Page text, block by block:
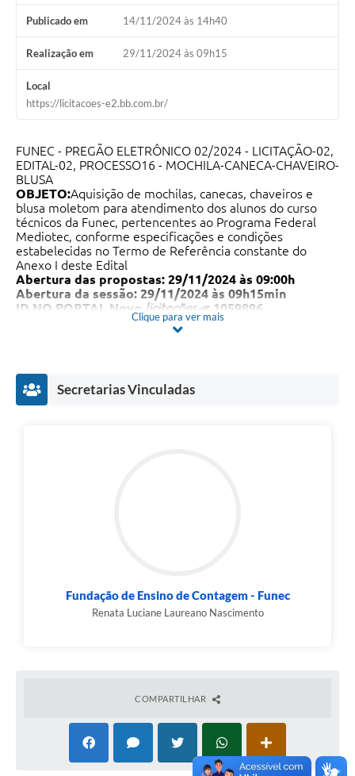
Publicado em 14/11/2024 às 14h40
Realização em 29/11/2024 às 09h15
Local
https://licitacoes-e2.bb.com.br/
FUNEC - PREGÃO ELETRÔNICO 02/2024 - LICITAÇÃO-02,
EDITAL-02, PROCESSO16 - MOCHILA-CANECA-CHAVEIRO-
BLUSA
OBJETO:Aquisição de mochilas, canecas, chaveiros e
blusa moletom para atendimento dos alunos do curso
técnicos da Funec, pertencentes ao Programa Federal
Mediotec, conforme especificações e condições
estabelecidas no Termo de Referência constante do
Anexo I deste Edital
Abertura das propostas: 29/11/2024 às 09:00h
Abertura da sessão: 29/11/2024 às 09h15min
ID NO PORTAL Novo licitações-e: 1059896
PARA REALIZAÇÃO DO PREGÃO:
https://licitacoes-e2.bb.com.br/
Clique para ver mais
Secretarias Vinculadas
Fundação de Ensino de Contagem - Funec
Renata Luciane Laureano Nascimento
COMPARTILHAR